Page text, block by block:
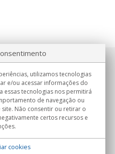
utilizamos tecnologias
e/ou acessar informações do
essas tecnologias nos permitirá
de navegação ou
Não consentir ou retirar o
certos recursos e
cookies